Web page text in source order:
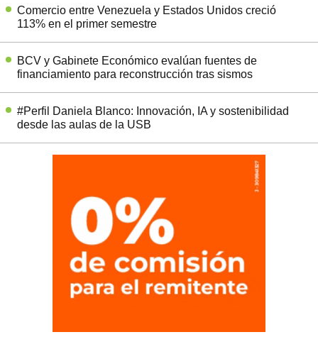
Comercio entre Venezuela y Estados Unidos creció
113% en el primer semestre
BCV y Gabinete Económico evalúan fuentes de
financiamiento para reconstrucción tras sismos
#Perfil Daniela Blanco: Innovación, IA y sostenibilidad
desde las aulas de la USB